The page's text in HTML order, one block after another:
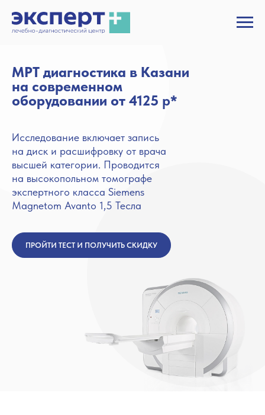
ПРОЙТИ ТЕСТ И ПОЛУЧИТЬ СКИДКУ
МРТ диагностика в Казани
на современном
оборудовании от 4125 р*
Исследование включает запись
на диск и расшифровку от врача
высшей категории. Проводится
на высокопольном томографе
экспертного класса Siemens
Magnetom Avanto 1,5 Тесла